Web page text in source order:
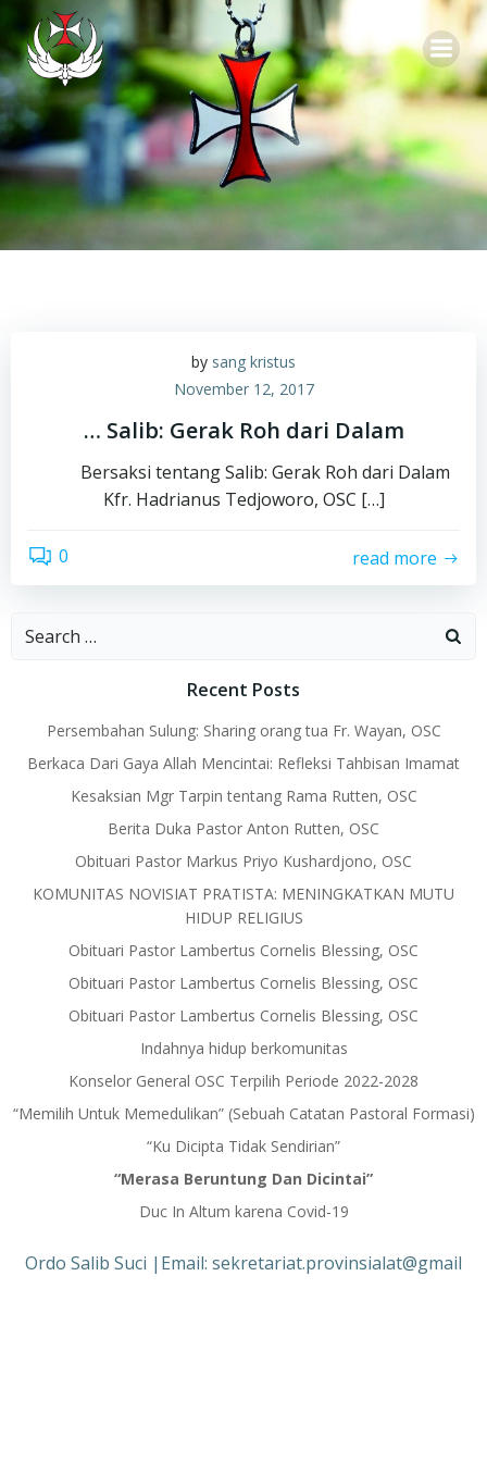
Skip
to
content
by sang kristus
November 12, 2017
… Salib: Gerak Roh dari Dalam
Bersaksi tentang Salib: Gerak Roh dari Dalam
Kfr. Hadrianus Tedjoworo, OSC […]
0 read more
Search
Recent Posts
Persembahan Sulung: Sharing orang tua Fr. Wayan, OSC
Berkaca Dari Gaya Allah Mencintai: Refleksi Tahbisan Imamat
Kesaksian Mgr Tarpin tentang Rama Rutten, OSC
Berita Duka Pastor Anton Rutten, OSC
Obituari Pastor Markus Priyo Kushardjono, OSC
KOMUNITAS NOVISIAT PRATISTA: MENINGKATKAN MUTU
HIDUP RELIGIUS
Obituari Pastor Lambertus Cornelis Blessing, OSC
Obituari Pastor Lambertus Cornelis Blessing, OSC
Obituari Pastor Lambertus Cornelis Blessing, OSC
Indahnya hidup berkomunitas
Konselor General OSC Terpilih Periode 2022-2028
“Memilih Untuk Memedulikan” (Sebuah Catatan Pastoral Formasi)
“Ku Dicipta Tidak Sendirian”
“Merasa Beruntung Dan Dicintai”
Duc In Altum karena Covid-19
Ordo Salib Suci |Email: sekretariat.provinsialat@gmail